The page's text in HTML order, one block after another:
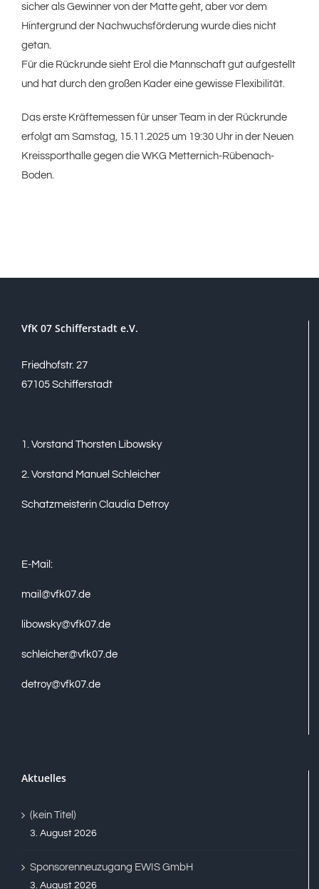
sicher als Gewinner von der Matte geht, aber vor dem
Hintergrund der Nachwuchsförderung wurde dies nicht
getan.
Für die Rückrunde sieht Erol die Mannschaft gut aufgestellt
und hat durch den großen Kader eine gewisse Flexibilität.
Das erste Kräftemessen für unser Team in der Rückrunde
erfolgt am Samstag, 15.11.2025 um 19:30 Uhr in der Neuen
Kreissporthalle gegen die WKG Metternich-Rübenach-
Boden.
VfK 07 Schifferstadt e.V.
Friedhofstr. 27
67105 Schifferstadt
1. Vorstand Thorsten Libowsky
2. Vorstand Manuel Schleicher
Schatzmeisterin Claudia Detroy
E-Mail:
mail@vfk07.de
libowsky@vfk07.de
schleicher@vfk07.de
detroy@vfk07.de
Aktuelles
(kein Titel)
3. August 2026
Sponsorenneuzugang EWIS GmbH
3. August 2026